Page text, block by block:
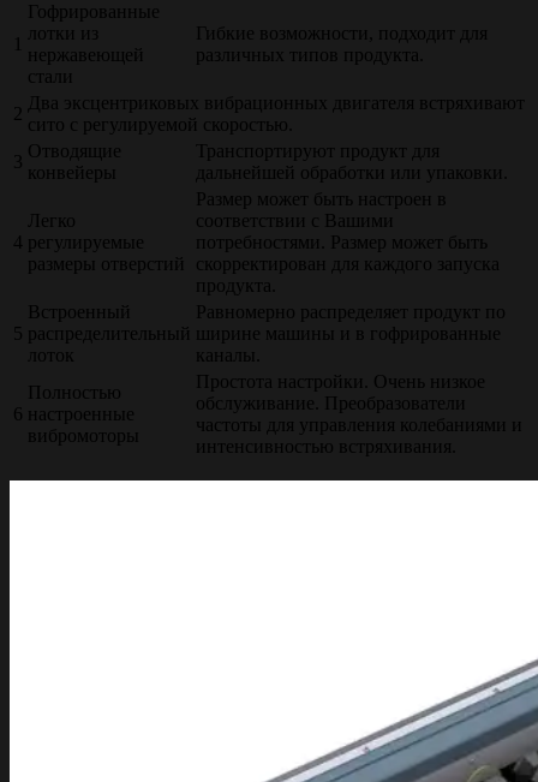
1
Гофрированные
лотки из
нержавеющей
стали
Гибкие возможности, подходит для
различных типов продукта.
2
Два эксцентриковых вибрационных двигателя встряхивают
сито с регулируемой скоростью.
3
Отводящие
конвейеры
Транспортируют продукт для
дальнейшей обработки или упаковки.
4
Легко
регулируемые
размеры отверстий
Размер может быть настроен в
соответствии с Вашими
потребностями. Размер может быть
скорректирован для каждого запуска
продукта.
5
Встроенный
распределительный
лоток
Равномерно распределяет продукт по
ширине машины и в гофрированные
каналы.
6
Полностью
настроенные
вибромоторы
Простота настройки. Очень низкое
обслуживание. Преобразователи
частоты для управления колебаниями и
интенсивностью встряхивания.